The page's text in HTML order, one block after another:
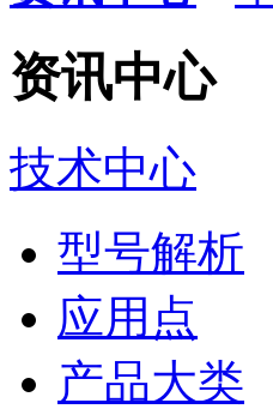
资讯中心
技术中心
型号解析
应用点
产品大类